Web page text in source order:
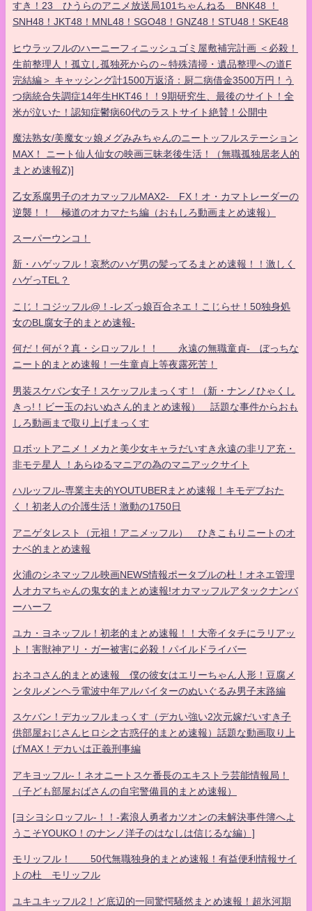
すき！23 ひうらのアニメ放送局101ちゃんねる BNK48 ！
SNH48！JKT48！MNL48！SGO48！GNZ48！STU48！SKE48
ヒウラッフルのハーニーフィニッシュゴミ屋敷補完計画 ＜必殺！
生前整理人！孤立し孤独死からの～特殊清掃・遺品整理への道F
完結編＞ キャッシング計1500万返済：厨二病借金3500万円！う
つ病統合失調症14年生HKT46！！9期研究生、最後のサイト！全
米が泣いた！認知症鬱病60代のラストサイト絶賛！公開中
魔法熟女/美魔女ッ娘メグみみちゃんのニートッフルステーション
MAX！ ニート仙人仙女の映画三昧老後生活！（無職孤独居老人的
まとめ速報Z)]
乙女系腐男子のオカマッフルMAX2- FX！オ・カマトレーダーの
逆襲！！ 極道のオカマたち編（おもしろ動画まとめ速報）
スーパーウンコ！
新・ハゲッフル！哀愁のハゲ男の髪ってるまとめ速報！！激しく
ハゲっTEL？
こじ！コジッフル@！-レズっ娘百合ネエ！こじらせ！50独身処
女のBL腐女子的まとめ速報-
何だ！何が？真・シロッフル！！ 永遠の無職童貞- ぼっちな
ニート的まとめ速報！一生童貞上等夜露死苦！
男装スケバン女子！スケッフルまっくす！（新・ナンノひゃくし
きっ!！ビー玉のおいぬさん的まとめ速報） 話題な事件からおも
しろ動画まで取り上げまっくす
ロボットアニメ！メカと美少女キャラだいすき永遠の非リア充・
非モテ星人 ！あらゆるマニアの為のマニアックサイト
ハルッフル-専業主夫的YOUTUBERまとめ速報！キモデブおた
く！初老人の介護生活！激動の1750日
アニゲタレスト（元祖！アニメッフル） ひきこもりニートのオ
ナベ的まとめ速報
火浦のシネマッフル映画NEWS情報ポータブルの杜！オネエ管理
人オカマちゃんの鬼女的まとめ速報!オカマッフルアタックナンバ
ーハーフ
ユカ・ヨネッフル！初老的まとめ速報！！大帝イタチにラリアッ
ト！害獣神アリ・ガー被害に必殺！パイルドライバー
おネコさん的まとめ速報 僕の彼女はエリーちゃん人形！豆腐メ
ンタルメンヘラ電波中年アルバイターのぬいぐるみ男子末路編
スケバン！デカッフルまっくす（デカい強い2次元嫁だいすき子
供部屋おじさんヒロシ之古惑仔的まとめ速報）話題な動画取り上
げMAX！デカいは正義刑事編
アキヨッフル-！ネオニートスケ番長のエキストラ芸能情報局！
（子ども部屋おばさんの自宅警備員的まとめ速報）
[ヨシヨシロッフル-！！-素浪人勇者カツオンの未解決事件簿へよ
うこそYOUKO！のナンノ洋子のはなしは信じるな編）]
モリッフル！ 50代無職独身的まとめ速報！有益便利情報サイ
トの杜 モリッフル
ユキユキッフル2！ど底辺的一同驚愕騒然まとめ速報！超氷河期